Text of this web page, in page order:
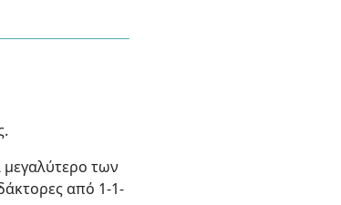
μεγαλύτερο των
από 1-1-